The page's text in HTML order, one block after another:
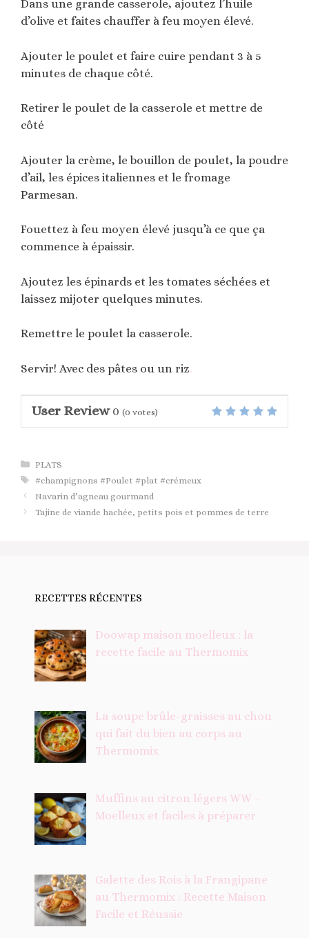
Dans une grande casserole, ajoutez l’huile
d’olive et faites chauffer à feu moyen élevé.
Ajouter le poulet et faire cuire pendant 3 à 5
minutes de chaque côté.
Retirer le poulet de la casserole et mettre de
côté
Ajouter la crème, le bouillon de poulet, la poudre
d’ail, les épices italiennes et le fromage
Parmesan.
Fouettez à feu moyen élevé jusqu’à ce que ça
commence à épaissir.
Ajoutez les épinards et les tomates séchées et
laissez mijoter quelques minutes.
Remettre le poulet la casserole.
Servir! Avec des pâtes ou un riz.
User Review 0 (0 votes)
Catégories
PLATS
Étiquettes
#champignons #Poulet #plat #crémeux
Navarin d’agneau gourmand
Tajine de viande hachée, petits pois et pommes de terre
RECETTES RÉCENTES
Doowap maison moelleux : la
recette facile au Thermomix
La soupe brûle-graisses au chou
qui fait du bien au corps au
Thermomix
Muffins au citron légers WW –
Moelleux et faciles à préparer
Galette des Rois à la Frangipane
au Thermomix : Recette Maison
Facile et Réussie